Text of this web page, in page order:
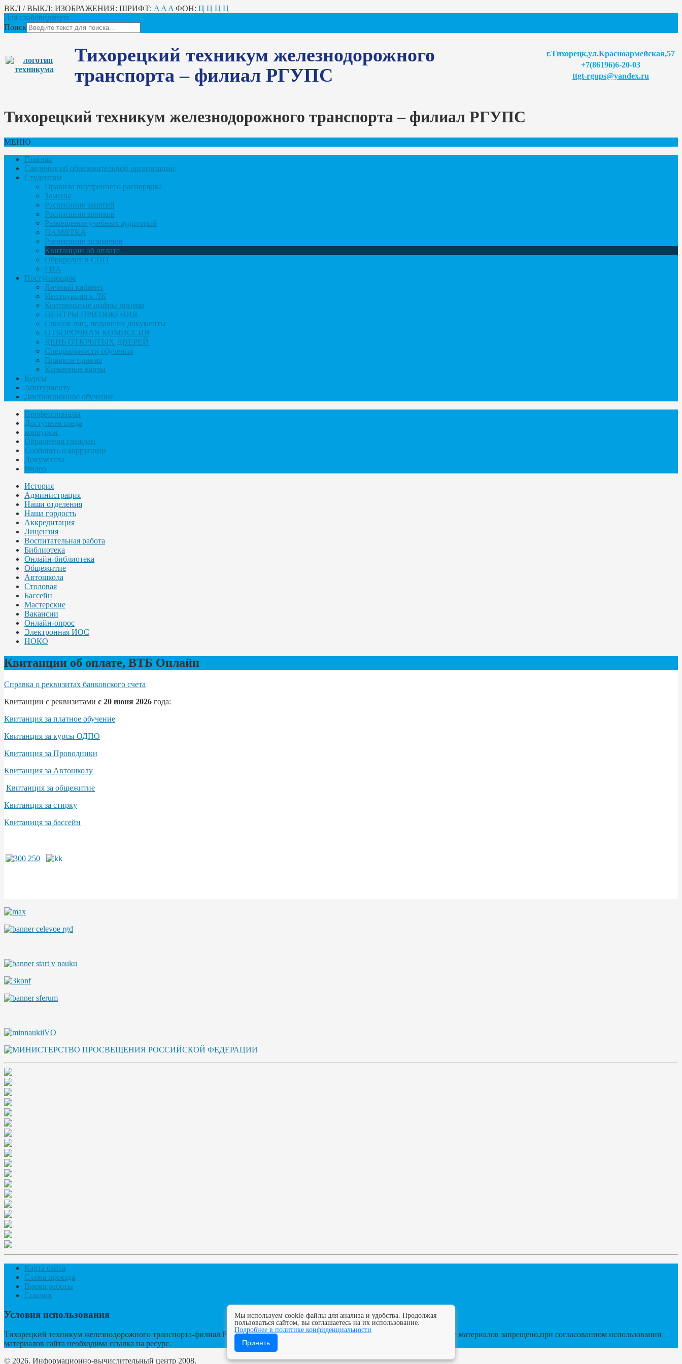
ВКЛ / ВЫКЛ: ИЗОБРАЖЕНИЯ: ШРИФТ: A A A ФОН: Ц Ц Ц Ц
Для слабовидящих
Поиск
Тихорецкий техникум железнодорожного
транспорта – филиал РГУПС
г.Тихорецк,ул.Красноармейская,57
+7(86196)6-20-03
ttgt-rgups@yandex.ru
Тихорецкий техникум железнодорожного транспорта – филиал РГУПС
МЕНЮ
Главная
Сведения об образовательной организации
Студентам
Правила внутреннего распорядка
Замены
Расписание занятий
Расписание звонков
Размещение учебных аудиторий
ПАМЯТКА
Расписание экзаменов
Квитанции об оплате
Обркредит в СПО
ГИА
Поступающим
Личный кабинет
Инструкция к ЛК
Контрольные цифры приема
ЦЕНТРЫ ПРИТЯЖЕНИЯ
Список лиц, подавших документы
ОТБОРОЧНАЯ КОМИССИЯ
ДЕНЬ ОТКРЫТЫХ ДВЕРЕЙ
Специальности обучения
Правила приема
Карьерные карты
Курсы
Абитуриенту
Дистанционное обучение
Профессионалы
Доступная среда
конкурсы
Обращения граждан
Сообщить о коррупции
Документы
Видео
История
Администрация
Наши отделения
Наша гордость
Аккредитация
Лицензия
Воспитательная работа
Библиотека
Онлайн-библиотека
Общежитие
Автошкола
Столовая
Бассейн
Мастерские
Вакансии
Онлайн-опрос
Электронная ИОС
НОКО
Квитанции об оплате, ВТБ Онлайн
Справка о реквизитах банковского счета
Квитанции с реквизитами с 20 июня 2026 года:
Квитанция за платное обучение
Квитанция за курсы ОДПО
Квитанция за Проводники
Квитанция за Автошколу
Квитанция за общежитие
Квитанция за стирку
Квитаниця за бассейн
Карта сайта
Схема проезда
Время работы
Ссылки
Условия использования
Тихорецкий техникум железнодорожного транспорта-филиал РГУПС. Все права защищены. Полное или частичное копирование материалов запрещено,при согласованном использовании
материалов сайта необходима ссылка на ресурс.
© 2026. Информационно-вычислительный центр 2008.
Мы используем cookie-файлы для анализа и удобства. Продолжая
пользоваться сайтом, вы соглашаетесь на их использование.
Подробнее в политике конфиденциальности
Принять